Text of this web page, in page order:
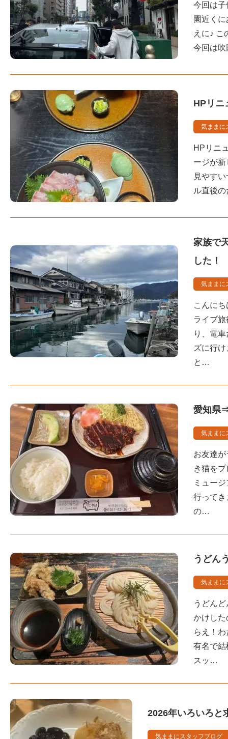
今回は
園近く
えに♪ こ
今回は
HPリニ
気ままに
HPリニ
ージが
見やす
ル直後
家族で
した！
気ままに
こんに
ライブ
り、電
ズに行
と…
愛知県
気ままに
お友達
き猫を
ミュー
行ってき
の…
うどん
気ままに
うどん
かけした
らえ！
有名で結
スッ…
2026年いろいろ
気ままにスタッフブログ